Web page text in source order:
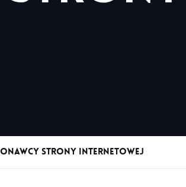
strony internetowej